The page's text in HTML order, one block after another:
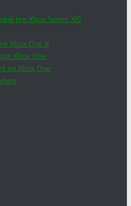
pre Xbox Series X|S
Xbox One X
Xbox One
na Xbox One